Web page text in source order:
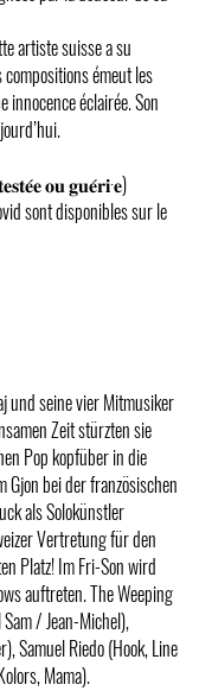
artiste suisse a su
émeut les
innocence éclairée. Son
𝐨𝐮 𝐠𝐮𝐞́𝐫𝐢·𝐞)
sont disponibles sur le
seine vier Mitmusiker
Zeit stürzten sie
Pop kopfüber in die
Gjon bei der französischen
als Solokünstler
Vertretung für den
Platz! Im Fri-Son wird
auftreten. The Weeping
/ Jean-Michel),
Samuel Riedo (Hook, Line
Mama).